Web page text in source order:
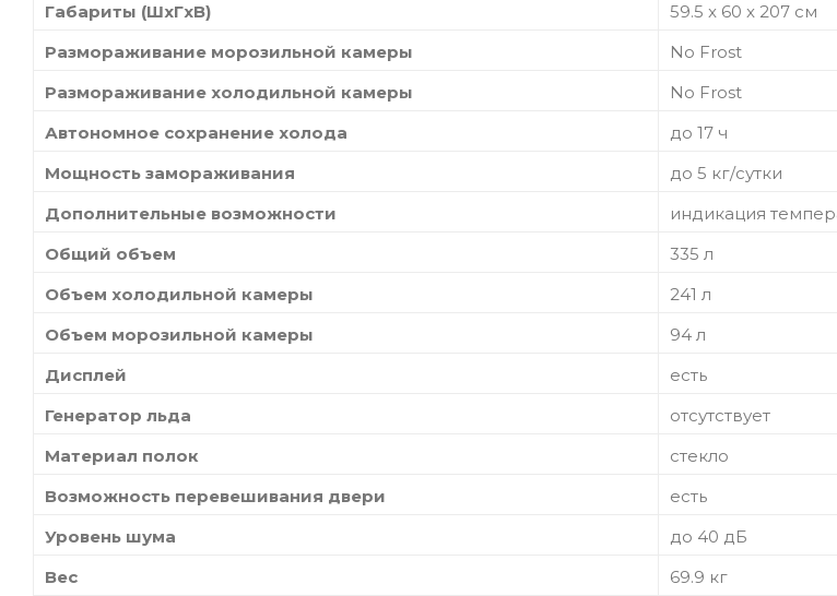
Габариты (ШxГxВ)
59.5 x 60 x 207 см
Размораживание морозильной камеры
No Frost
Размораживание холодильной камеры
No Frost
Автономное сохранение холода
до 17 ч
Мощность замораживания
до 5 кг/cутки
Дополнительные возможности
индикация
Общий объем
335 л
Объем холодильной камеры
241 л
Объем морозильной камеры
94 л
Дисплей
есть
Генератор льда
отсутствует
Материал полок
стекло
Возможность перевешивания двери
есть
Уровень шума
до 40 дБ
Вес
69.9 кг